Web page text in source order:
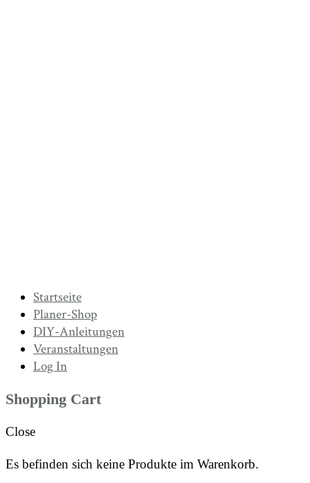
Startseite
Planer-Shop
DIY-Anleitungen
Veranstaltungen
Log In
Shopping Cart
Close
Es befinden sich keine Produkte im Warenkorb.